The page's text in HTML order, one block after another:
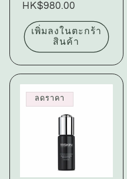
ปกติ
HK$980.00
เพิ่มลงในตะกร้า
สินค้า
ลดราคา